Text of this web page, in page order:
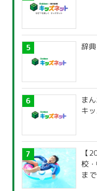
辞
ま
キ
【
校
ま